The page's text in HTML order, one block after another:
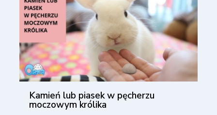
Kamień lub piasek w pęcherzu
moczowym królika